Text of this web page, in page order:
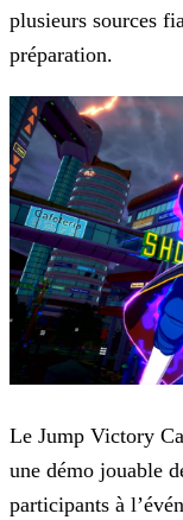
plusieurs sources
préparation.
Le Jump Victory
une démo jouable
participants à